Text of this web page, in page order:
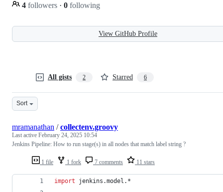
4 followers · 0 following
View GitHub Profile
All gists 2 Starred 6
Sort
1 file 1 fork 7 comments 11 stars
mramanathan /collectenv.groovy
Last active February 24, 2025 10:54
Jenkins Pipeline: How to run stage(s) in all nodes that match label string ?
import jenkins.model.*